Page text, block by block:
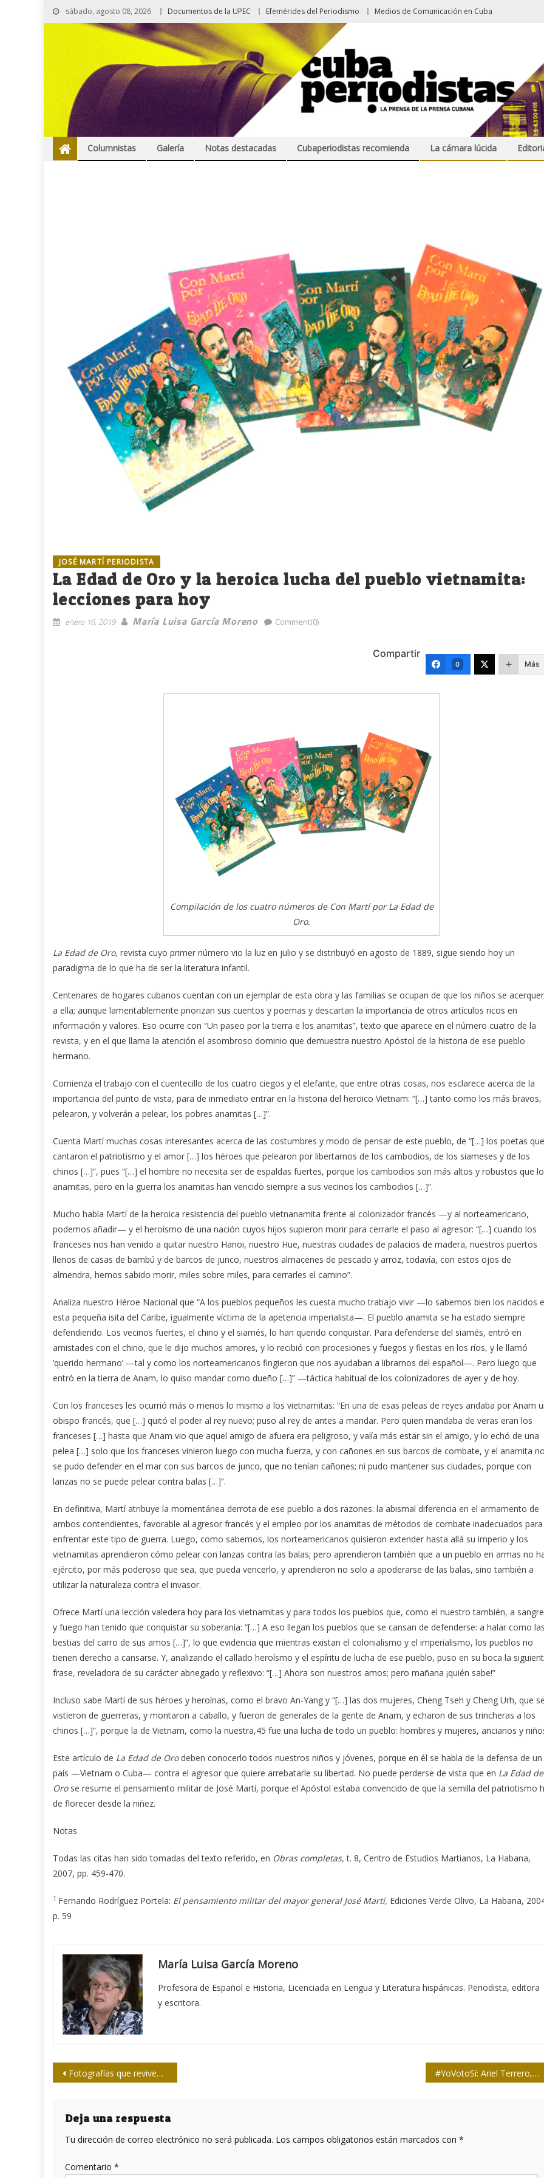
sábado, agosto 08, 2026 Documentos de la UPEC Efemérides del Periodismo Medios de Comunicación en Cuba
Columnistas Galería Notas destacadas Cubaperiodistas recomienda La cámara lúcida
JOSÉ MARTÍ PERIODISTA
La Edad de Oro y la heroica lucha del pueblo vietnamita:
lecciones para hoy
enero 16, 2019 María Luisa García Moreno Comment(0)
Compartir
0 Más
Compilación de los cuatro números de Con Martí por La Edad de
Oro.
La Edad de Oro, revista cuyo primer número vio la luz en julio y se distribuyó en agosto de 1889, sigue siendo hoy un
paradigma de lo que ha de ser la literatura infantil.
Centenares de hogares cubanos cuentan con un ejemplar de esta obra y las familias se ocupan de que los niños se
a ella; aunque lamentablemente priorizan sus cuentos y poemas y descartan la importancia de otros artículos ricos en
información y valores. Eso ocurre con “Un paseo por la tierra e los anamitas”, texto que aparece en el número cuatro de la
revista, y en el que llama la atención el asombroso dominio que demuestra nuestro Apóstol de la historia de ese pueblo
hermano.
Comienza el trabajo con el cuentecillo de los cuatro ciegos y el elefante, que entre otras cosas, nos esclarece acerca de la
importancia del punto de vista, para de inmediato entrar en la historia del heroico Vietnam: “[…] tanto como los más bravos,
pelearon, y volverán a pelear, los pobres anamitas […]”.
Cuenta Martí muchas cosas interesantes acerca de las costumbres y modo de pensar de este pueblo, de “[…] los poetas que
cantaron el patriotismo y el amor […] los héroes que pelearon por libertarnos de los cambodios, de los siameses y de los
chinos […]”, pues “[…] el hombre no necesita ser de espaldas fuertes, porque los cambodios son más altos y robustos que
anamitas, pero en la guerra los anamitas han vencido siempre a sus vecinos los cambodios […]”.
Mucho habla Martí de la heroica resistencia del pueblo vietnanamita frente al colonizador francés —y al norteamericano,
podemos añadir— y el heroísmo de una nación cuyos hijos supieron morir para cerrarle el paso al agresor: “[…] cuando los
franceses nos han venido a quitar nuestro Hanoi, nuestro Hue, nuestras ciudades de palacios de madera, nuestros puertos
llenos de casas de bambú y de barcos de junco, nuestros almacenes de pescado y arroz, todavía, con estos ojos de
almendra, hemos sabido morir, miles sobre miles, para cerrarles el camino”.
Analiza nuestro Héroe Nacional que “A los pueblos pequeños les cuesta mucho trabajo vivir —lo sabemos bien los nacidos
esta pequeña isita del Caribe, igualmente víctima de la apetencia imperialista—. El pueblo anamita se ha estado siempre
defendiendo. Los vecinos fuertes, el chino y el siamés, lo han querido conquistar. Para defenderse del siamés, entró en
amistades con el chino, que le dijo muchos amores, y lo recibió con procesiones y fuegos y fiestas en los ríos, y le llamó
‘querido hermano’ —tal y como los norteamericanos fingieron que nos ayudaban a librarnos del español—. Pero luego que
entró en la tierra de Anam, lo quiso mandar como dueño […]” —táctica habitual de los colonizadores de ayer y de hoy.
Con los franceses les ocurrió más o menos lo mismo a los vietnamitas: “En una de esas peleas de reyes andaba por Anam
obispo francés, que […] quitó el poder al rey nuevo; puso al rey de antes a mandar. Pero quien mandaba de veras eran los
franceses […] hasta que Anam vio que aquel amigo de afuera era peligroso, y valía más estar sin el amigo, y lo echó de una
pelea […] solo que los franceses vinieron luego con mucha fuerza, y con cañones en sus barcos de combate, y el anamita no
se pudo defender en el mar con sus barcos de junco, que no tenían cañones; ni pudo mantener sus ciudades, porque con
lanzas no se puede pelear contra balas […]”.
En definitiva, Martí atribuye la momentánea derrota de ese pueblo a dos razones: la abismal diferencia en el armamento de
ambos contendientes, favorable al agresor francés y el empleo por los anamitas de métodos de combate inadecuados para
enfrentar este tipo de guerra. Luego, como sabemos, los norteamericanos quisieron extender hasta allá su imperio y los
vietnamitas aprendieron cómo pelear con lanzas contra las balas; pero aprendieron también que a un pueblo en armas no
ejército, por más poderoso que sea, que pueda vencerlo, y aprendieron no solo a apoderarse de las balas, sino también a
utilizar la naturaleza contra el invasor.
Ofrece Martí una lección valedera hoy para los vietnamitas y para todos los pueblos que, como el nuestro también, a sangre
y fuego han tenido que conquistar su soberanía: “[…] A eso llegan los pueblos que se cansan de defenderse: a halar como las
bestias del carro de sus amos […]”, lo que evidencia que mientras existan el colonialismo y el imperialismo, los pueblos no
tienen derecho a cansarse. Y, analizando el callado heroísmo y el espíritu de lucha de ese pueblo, puso en su boca la
frase, reveladora de su carácter abnegado y reflexivo: “[…] Ahora son nuestros amos; pero mañana ¡quién sabe!”
Incluso sabe Martí de sus héroes y heroínas, como el bravo An-Yang y “[…] las dos mujeres, Cheng Tseh y Cheng Urh, que se
vistieron de guerreras, y montaron a caballo, y fueron de generales de la gente de Anam, y echaron de sus trincheras a los
chinos […]”, porque la de Vietnam, como la nuestra,45 fue una lucha de todo un pueblo: hombres y mujeres, ancianos y
Este artículo de La Edad de Orodeben conocerlo todos nuestros niños y jóvenes, porque en él se habla de la defensa de un
país —Vietnam o Cuba— contra el agresor que quiere arrebatarle su libertad. No puede perderse de vista que en La Edad de
Oro se resume el pensamiento militar de José Martí, porque el Apóstol estaba convencido de que la semilla del patriotismo
de florecer desde la niñez.
Notas
Todas las citas han sido tomadas del texto referido, en Obras completas,t. 8, Centro de Estudios Martianos, La Habana,
2007, pp. 459-470.
1 Fernando Rodríguez Portela: El pensamiento militar del mayor general José Martí, Ediciones Verde Olivo, La Habana,
p. 59
María Luisa García Moreno
Profesora de Español e Historia, Licenciada en Lengua y Literatura hispánicas. Periodista, editora
y escritora.
Navegación
entradas
Fotografías que reviven La Habana del siglo XIX #YoVotoSí: Ariel Terrero, vicepresidente de la Unión de Periodistas de Cuba (Vídeo)
Deja una respuesta
Tu dirección de correo electrónico no será publicada. Los campos obligatorios están marcados con *
Comentario *